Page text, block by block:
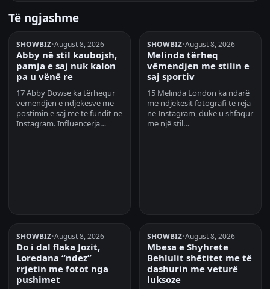
Të ngjashme
SHOWBIZ•August 8, 2026
Abby në stil kaubojsh,
pamja e saj nuk kalon
pa u vënë re
17 Abby Dowse ka tërhequr
vëmendjen e ndjekësve me
postimin e saj më të fundit në
Instagram. Influencerja…
SHOWBIZ•August 8, 2026
Melinda tërheq
vëmendjen me stilin e
saj sportiv
15 Melinda London ka ndarë
me ndjekësit fotografi të reja
në Instagram, duke u shfaqur
me një stil…
SHOWBIZ•August 8, 2026
Do i dal flaka Jozit,
Loredana “ndez”
rrjetin me fotot nga
pushimet
SHOWBIZ•August 8, 2026
Mbesa e Shyhrete
Behlulit shëtitet me të
dashurin me veturë
luksoze